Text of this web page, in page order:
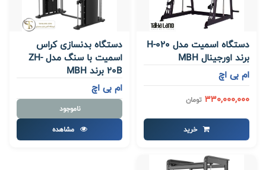
دستگاه اسمیت مدل H-020
برند اورجینال MBH
ام بی اچ
330,000,000 تومان
خرید
دستگاه بدنسازی کراس
اسمیت با سنگ مدل ZH-
20B برند MBH
ام بی اچ
ناموجود
مشاهده